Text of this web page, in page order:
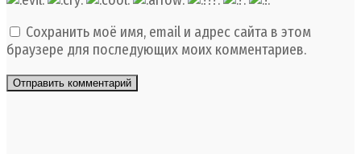
Сохранить моё имя, email и адрес сайта в этом
браузере для последующих моих комментариев.